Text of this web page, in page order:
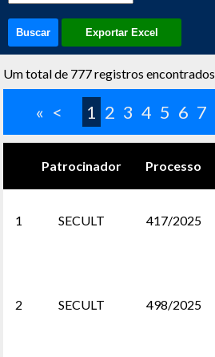
Buscar Exportar Excel
Um total de 777 registros encontrados
« < 1 2 3 4 5 6 7
Patrocinador Processo
1 SECULT 417/2025
2 SECULT 498/2025